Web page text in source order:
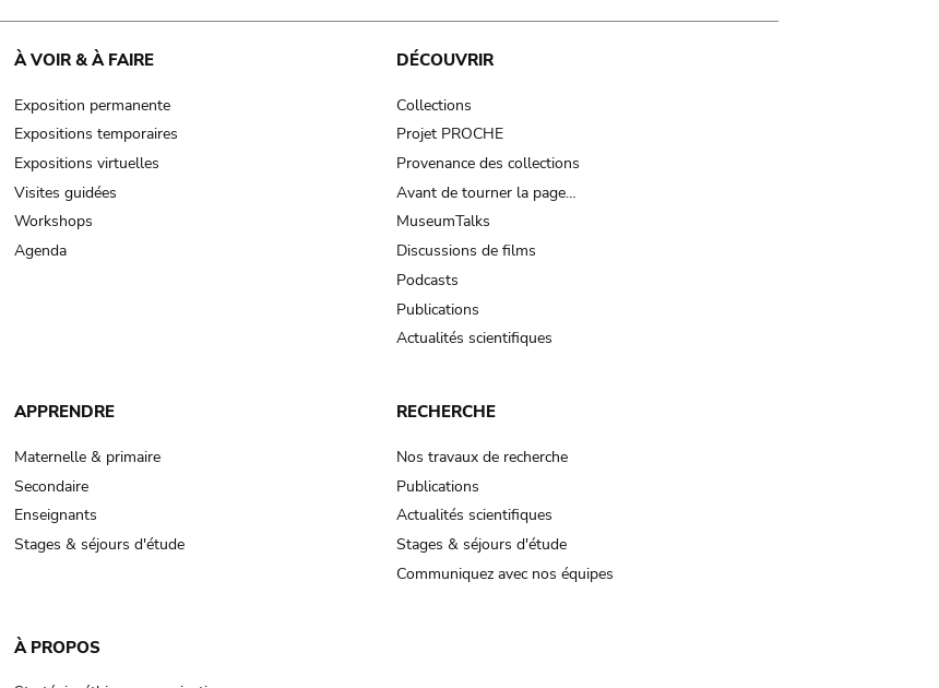
À VOIR & À FAIRE
Exposition permanente
Expositions temporaires
Expositions virtuelles
Visites guidées
Workshops
Agenda
DÉCOUVRIR
Collections
Projet PROCHE
Provenance des collections
Avant de tourner la page…
MuseumTalks
Discussions de films
Podcasts
Publications
Actualités scientifiques
APPRENDRE
Maternelle & primaire
Secondaire
Enseignants
Stages & séjours d'étude
RECHERCHE
Nos travaux de recherche
Publications
Actualités scientifiques
Stages & séjours d'étude
Communiquez avec nos équipes
À PROPOS